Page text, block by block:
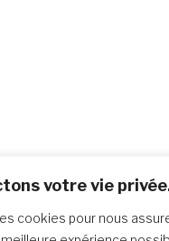
votre vie
cookies pour nous